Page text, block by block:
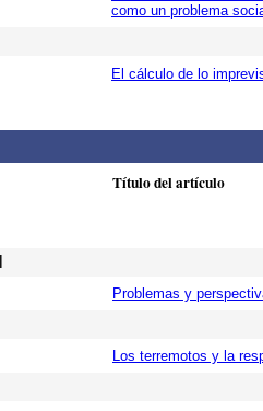
como un problema
El cálculo de lo
Título del artículo
Problemas y
Los terremotos y la